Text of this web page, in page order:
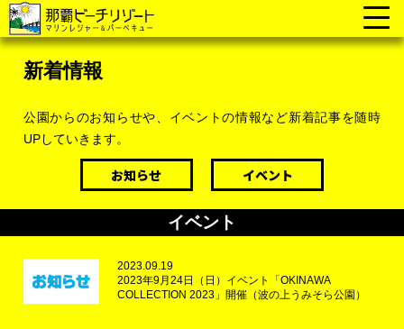
新着情報
公園からのお知らせや、イベントの情報など新着記事を随時
UPしていきます。
お知らせ イベント
イベント
2023.09.19
2023年9月24日（日）イベント「OKINAWA
COLLECTION 2023」開催（波の上うみそら公園）